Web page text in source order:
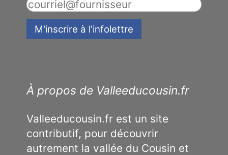
À propos de Valleeducousin.fr
Valleeducousin.fr est un site
contributif, pour découvrir
autrement la vallée du Cousin et